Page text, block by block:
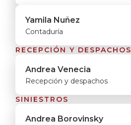
Yamila Nuñez
Contaduría
RECEPCIÓN Y DESPACHOS
Andrea Venecia
Recepción y despachos
SINIESTROS
Andrea Borovinsky